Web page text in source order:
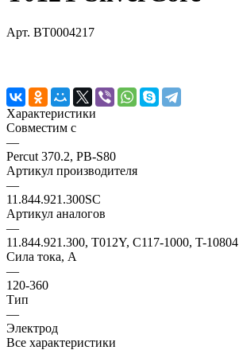
Арт. BT0004217
Характеристики
Совместим с
—
Percut 370.2, PB-S80
Артикул производителя
—
11.844.921.300SC
Артикул аналогов
—
11.844.921.300, T012Y, C117-1000, T-10804
Сила тока, А
—
120-360
Тип
—
Электрод
Все характеристики